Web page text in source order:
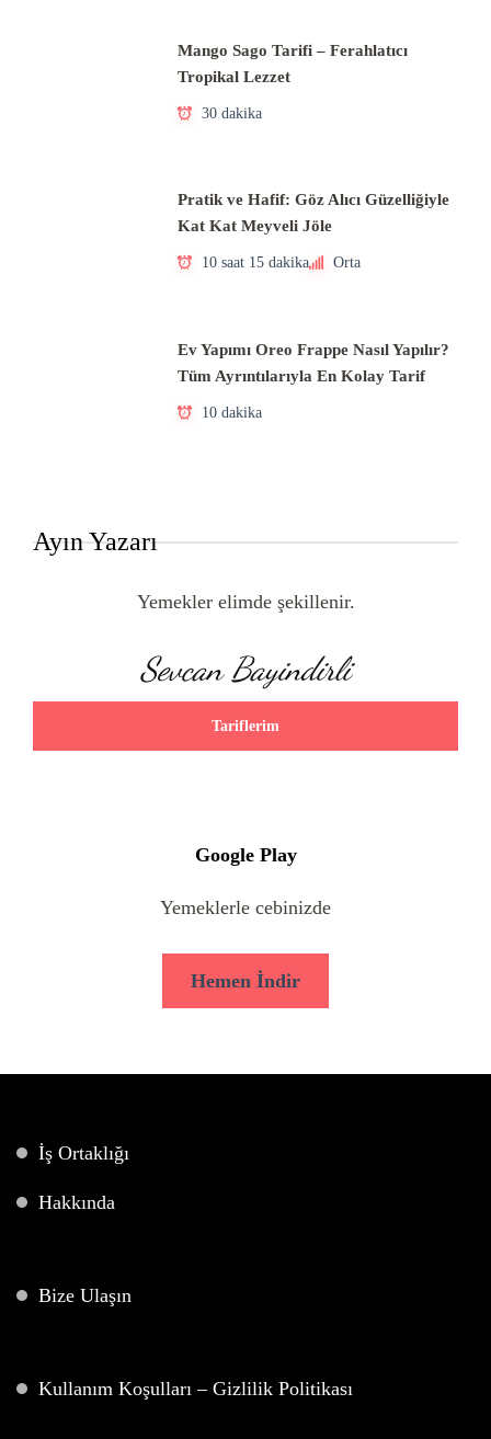
Mango Sago Tarifi – Ferahlatıcı
Tropikal Lezzet
30 dakika
Pratik ve Hafif: Göz Alıcı Güzelliğiyle
Kat Kat Meyveli Jöle
10 saat 15 dakika Orta
Ev Yapımı Oreo Frappe Nasıl Yapılır?
Tüm Ayrıntılarıyla En Kolay Tarif
10 dakika
Ayın Yazarı
Yemekler elimde şekillenir.
Sevcan Bayindirli
Tariflerim
Google Play
Yemeklerle cebinizde
Hemen İndir
İş Ortaklığı
Hakkında
Bize Ulaşın
Kullanım Koşulları – Gizlilik Politikası